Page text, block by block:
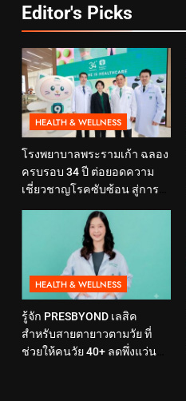
Editor's Picks
HEALTH & WELLNESS
โรงพยาบาลพระรามเก้า ฉลอง
ครบรอบ 34 ปี ต่อยอดความ
เชี่ยวชาญโรคซับซ้อน สู่การ
โจทย์ไลฟ์สไตล์ ภายใต้แนวคิด
“SELF-CARE IS HEALTHCARE”
HEALTH & WELLNESS
รู้จัก PRESBYOND เลสิค
สำหรับสายตายาวตามวัย ที่
ช่วยให้คนวัย 40+ ลดพึ่งแว่น